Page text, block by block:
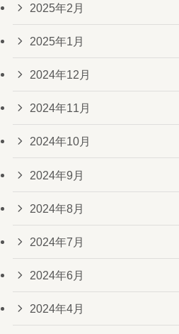
2025年2月
2025年1月
2024年12月
2024年11月
2024年10月
2024年9月
2024年8月
2024年7月
2024年6月
2024年4月